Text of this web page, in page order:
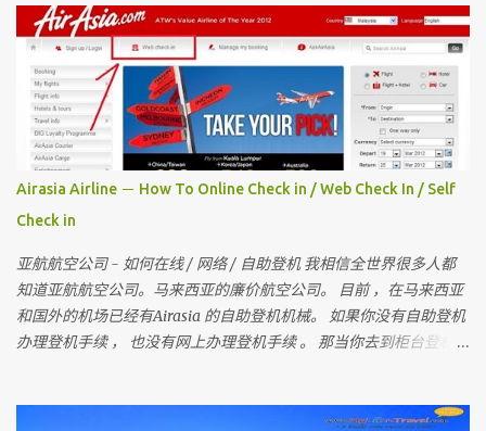
Airasia Airline － How To Online Check in / Web Check In / Self
Check in
亚航航空公司 - 如何在线 / 网络 / 自助登机 我相信全世界很多人都
知道亚航航空公司。马来西亚的廉价航空公司。 目前 ，在马来西亚
和国外的机场已经有Airasia 的自助登机机械。 如果你没有自助登机
办理登机手续 ， 也没有网上办理登机手续 。 那当你去到柜台登机时
间前四小时网上办理登机手续 。四小时后 ，就需要到机场自助登机